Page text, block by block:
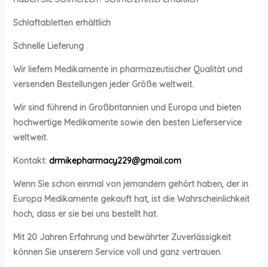
Schlaftabletten erhältlich
Schnelle Lieferung
Wir liefern Medikamente in pharmazeutischer Qualität und
versenden Bestellungen jeder Größe weltweit.
Wir sind führend in Großbritannien und Europa und bieten
hochwertige Medikamente sowie den besten Lieferservice
weltweit.
Kontakt: drmikepharmacy229@gmail.com
Wenn Sie schon einmal von jemandem gehört haben, der in
Europa Medikamente gekauft hat, ist die Wahrscheinlichkeit
hoch, dass er sie bei uns bestellt hat.
Mit 20 Jahren Erfahrung und bewährter Zuverlässigkeit
können Sie unserem Service voll und ganz vertrauen.